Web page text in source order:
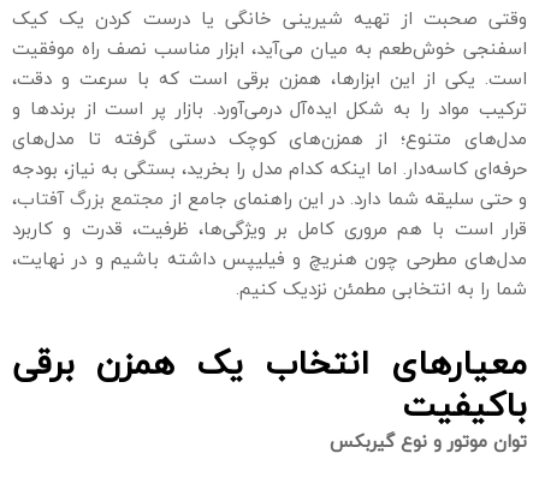
وقتی صحبت از تهیه شیرینی خانگی یا درست کردن یک کیک
اسفنجی خوش‌طعم به میان می‌آید، ابزار مناسب نصف راه موفقیت
است. یکی از این ابزارها، همزن برقی است که با سرعت و دقت،
ترکیب مواد را به شکل ایده‌آل درمی‌آورد. بازار پر است از برندها و
مدل‌های متنوع؛ از همزن‌های کوچک دستی گرفته تا مدل‌های
حرفه‌ای کاسه‌دار. اما اینکه کدام مدل را بخرید، بستگی به نیاز، بودجه
و حتی سلیقه شما دارد. در این راهنمای جامع از مجتمع بزرگ آفتاب،
قرار است با هم مروری کامل بر ویژگی‌ها، ظرفیت، قدرت و کاربرد
مدل‌های مطرحی چون هنریچ و فیلیپس داشته باشیم و در نهایت،
شما را به انتخابی مطمئن نزدیک کنیم.
معیارهای انتخاب یک همزن برقی
باکیفیت
توان موتور و نوع گیربکس